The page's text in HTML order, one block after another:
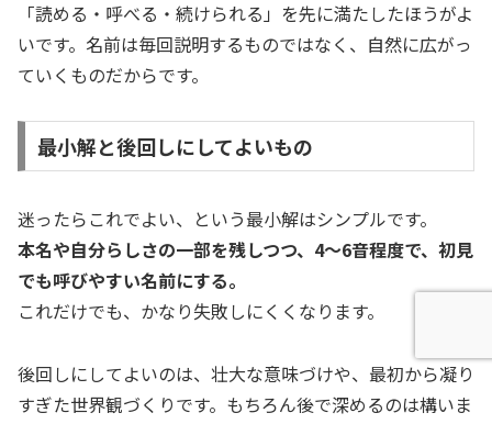
「読める・呼べる・続けられる」を先に満たしたほうがよ
いです。名前は毎回説明するものではなく、自然に広がっ
ていくものだからです。
最小解と後回しにしてよいもの
迷ったらこれでよい、という最小解はシンプルです。
本名や自分らしさの一部を残しつつ、4〜6音程度で、初見
でも呼びやすい名前にする。
これだけでも、かなり失敗しにくくなります。
後回しにしてよいのは、壮大な意味づけや、最初から凝り
すぎた世界観づくりです。もちろん後で深めるのは構いま